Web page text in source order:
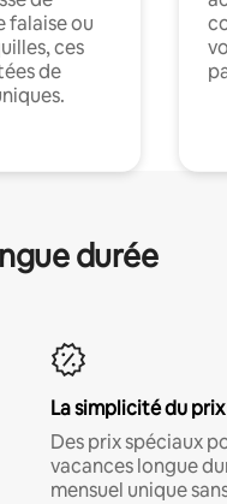
falaise ou
ces
de
durée
La simplicité du
Des prix spéciaux
vacances longue
mensuel unique